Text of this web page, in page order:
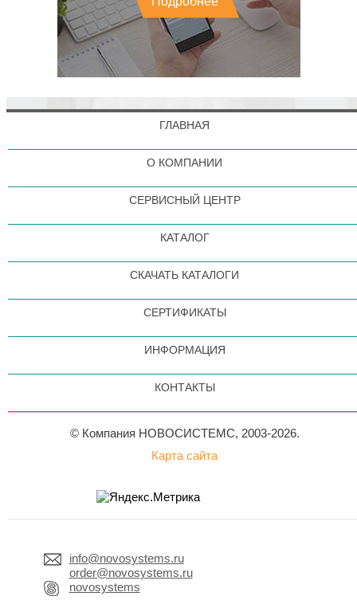
ГЛАВНАЯ
О КОМПАНИИ
СЕРВИСНЫЙ ЦЕНТР
КАТАЛОГ
СКАЧАТЬ КАТАЛОГИ
СЕРТИФИКАТЫ
ИНФОРМАЦИЯ
КОНТАКТЫ
© Компания НОВОСИСТЕМС, 2003-2026.
Карта сайта
info@novosystems.ru
order@novosystems.ru
novosystems